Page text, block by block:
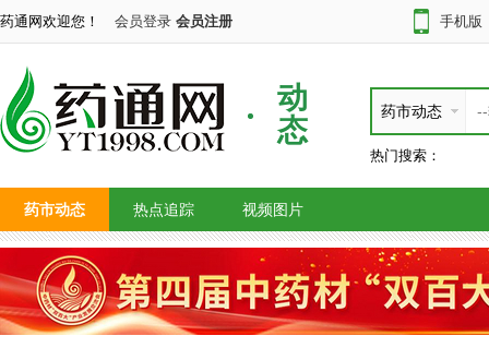
药通网欢迎您！ 会员登录 会员注册 手机版
动
态
药市动态
热门搜索：
药市动态 热点追踪 视频图片